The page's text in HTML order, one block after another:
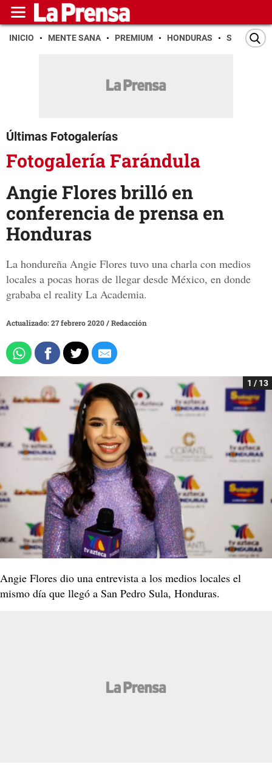
INICIO MENTE SANA PREMIUM HONDURAS SAN PEDRO
Últimas Fotogalerías
Fotogalería Farándula
Angie Flores brilló en
conferencia de prensa en
Honduras
La hondureña Angie Flores tuvo una charla con medios
locales a pocas horas de llegar desde México, en donde
grababa el reality La Academia.
Actualizado: 27 febrero 2020/Redacción
1 / 13
Angie Flores dio una entrevista a los medios locales el
mismo día que llegó a San Pedro Sula, Honduras.